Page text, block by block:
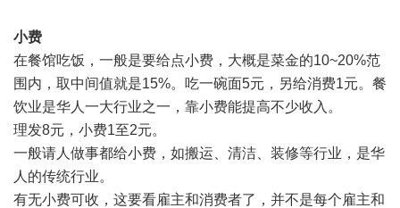
小费
在餐馆吃饭，一般是要给点小费，大概是菜金的10~20%范
围内，取中间值就是15%。吃一碗面5元，另给消费1元。餐
饮业是华人一大行业之一，靠小费能提高不少收入。
理发8元，小费1至2元。
一般请人做事都给小费，如搬运、清洁、装修等行业，是华
人的传统行业。
有无小费可收，这要看雇主和消费者了，并不是每个雇主和